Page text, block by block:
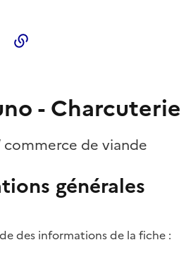
Twitter)
Linkedin
- Charcuterie
commerce de viande
générales
des informations de la fiche :